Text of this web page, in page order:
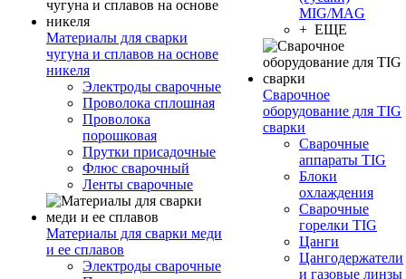
Материалы для сварки
чугуна и сплавов на основе
никеля
Электроды сварочные
Проволока сплошная
Проволока
порошковая
Прутки присадочные
Флюс сварочный
Ленты сварочные
Материалы для сварки меди
и ее сплавов
Электроды сварочные
MIG/MAG
+ ЕЩЕ
Сварочное
оборудование для TIG
сварки
Сварочные
аппараты TIG
Блоки
охлаждения
Сварочные
горелки TIG
Цанги
Цангодержатели
и газовые линзы